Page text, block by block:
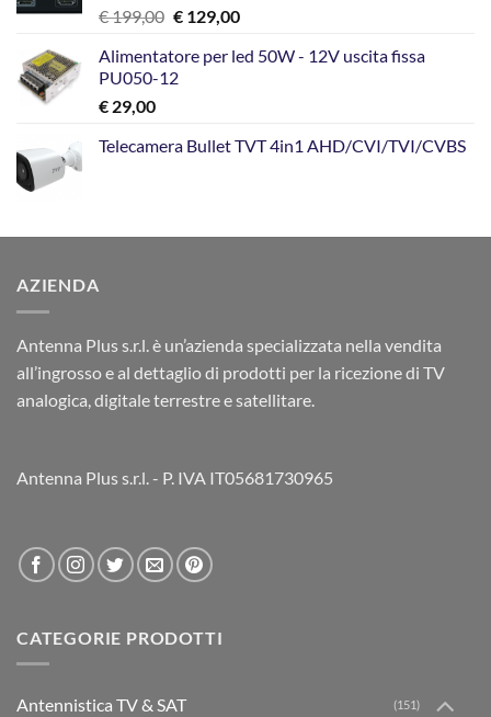
€199,00 Il
originale
era:
€129,00Il
attuale
Alimentatore per led 50W - 12V uscita fissa
PU050-12
€ 29,00
Telecamera Bullet TVT 4in1 AHD/CVI/TVI/CVBS
AZIENDA
Antenna Plus s.r.l. è un’azienda specializzata nella vendita
all’ingrosso e al dettaglio di prodotti per la ricezione di TV
analogica, digitale terrestre e satellitare.
Antenna Plus s.r.l. - P. IVA IT05681730965
CATEGORIE PRODOTTI
Antennistica TV & SAT (151)